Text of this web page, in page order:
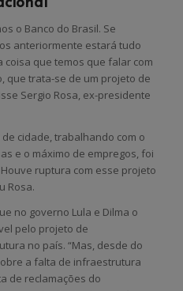
o Banco do Brasil. Se
anteriormente estará tudo
coisa que temos que falar com
que trata-se de um projeto de
Sergio Rosa, ex-presidente
cidade, trabalhando com o
e o máximo de empregos, foi
ruptura com esse projeto
Rosa.
no governo Lula e Dilma o
pelo projeto de
no país. “Mas, desde do
a falta de infraestrutura
de reclamações do